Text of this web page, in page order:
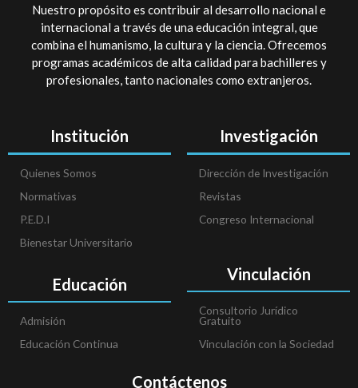
Nuestro propósito es contribuir al desarrollo nacional e
internacional a través de una educación integral, que
combina el humanismo, la cultura y la ciencia. Ofrecemos
programas académicos de alta calidad para bachilleres y
profesionales, tanto nacionales como extranjeros.
Institución
Quienes Somos
Normativas
P.E.D.I
Bienestar Universitario
Educación
Admisión
Educación Continua
Investigación
Dirección de Investigación
Revistas
Congreso Internacional
Vinculación
Consultorio Jurídico
Gratuito
Vinculación con la Sociedad
Contáctenos